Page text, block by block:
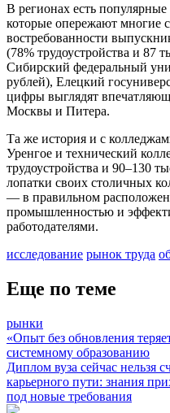
В регионах есть
которые опережают многие
востребованности
(78% трудоустройства и 87
Сибирский федеральный
рублей), Елецкий
цифры выглядят
Москвы и Питера.
Та же история и с
Уренгое и технический
трудоустройства и 90–130
лопатки своих столичных
— в правильном
промышленностью и
работодателями.
исследование рынок труда
Еще по теме
рынки
«Опыт без обновления
системному образованию
Диплом вуза сейчас нельзя
карьерного пути: знания
под новые требования